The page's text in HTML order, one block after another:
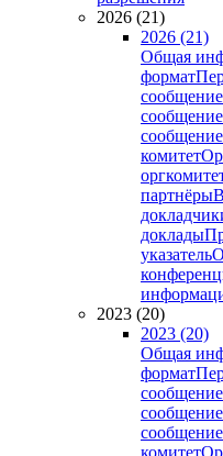
2026 (21)
2026 (21)
Общая
формат
сообщение
сообщение
сообщение
комитет
партнёры
доклады
указатель
2023 (20)
2023 (20)
Общая
формат
сообщение
сообщение
сообщение
комитет